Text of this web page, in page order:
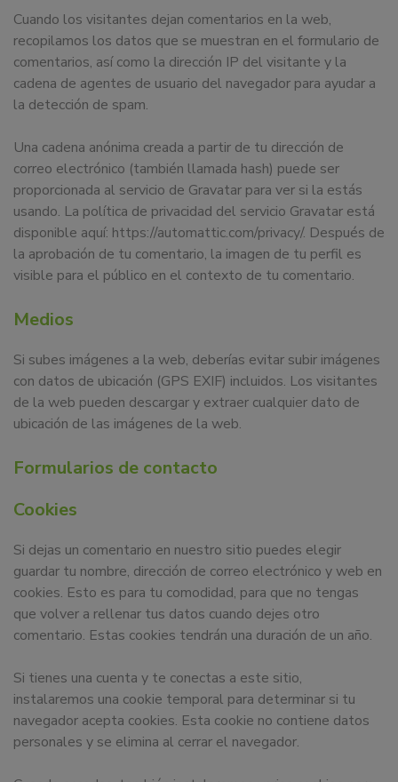
dedicamos
a
la
docencia
y
sobre
la
nutrición
alimentaria
tanto
para
particulares,
organismos,
ferias,
eventos.
Cuando los visitantes dejan comentarios en la web,
recopilamos los datos que se muestran en el formulario de
comentarios, así como la dirección IP del visitante y la
cadena de agentes de usuario del navegador para ayudar a
la detección de spam.
Una cadena anónima creada a partir de tu dirección de
correo electrónico (también llamada hash) puede ser
proporcionada al servicio de Gravatar para ver si la estás
usando. La política de privacidad del servicio Gravatar está
disponible aquí: https://automattic.com/privacy/. Después de
la aprobación de tu comentario, la imagen de tu perfil es
visible para el público en el contexto de tu comentario.
Medios
Si subes imágenes a la web, deberías evitar subir imágenes
con datos de ubicación (GPS EXIF) incluidos. Los visitantes
de la web pueden descargar y extraer cualquier dato de
ubicación de las imágenes de la web.
Formularios de contacto
Cookies
Si dejas un comentario en nuestro sitio puedes elegir
guardar tu nombre, dirección de correo electrónico y web en
cookies. Esto es para tu comodidad, para que no tengas
que volver a rellenar tus datos cuando dejes otro
comentario. Estas cookies tendrán una duración de un año.
Si tienes una cuenta y te conectas a este sitio,
instalaremos una cookie temporal para determinar si tu
navegador acepta cookies. Esta cookie no contiene datos
personales y se elimina al cerrar el navegador.